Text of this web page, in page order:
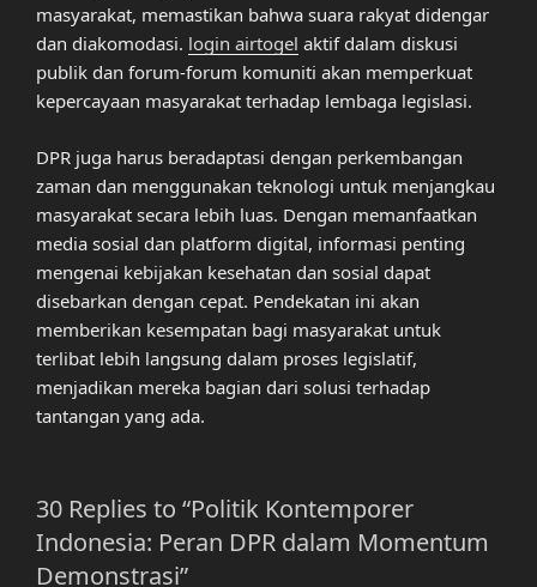
masyarakat, memastikan bahwa suara rakyat didengar
dan diakomodasi. login airtogel aktif dalam diskusi
publik dan forum-forum komuniti akan memperkuat
kepercayaan masyarakat terhadap lembaga legislasi.
DPR juga harus beradaptasi dengan perkembangan
zaman dan menggunakan teknologi untuk menjangkau
masyarakat secara lebih luas. Dengan memanfaatkan
media sosial dan platform digital, informasi penting
mengenai kebijakan kesehatan dan sosial dapat
disebarkan dengan cepat. Pendekatan ini akan
memberikan kesempatan bagi masyarakat untuk
terlibat lebih langsung dalam proses legislatif,
menjadikan mereka bagian dari solusi terhadap
tantangan yang ada.
30 Replies to “Politik Kontemporer
Indonesia: Peran DPR dalam Momentum
Demonstrasi”